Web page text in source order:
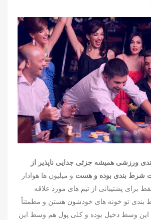
ورزشی همیشه جزئی جدایی ناپذیر از
شرط بندی بوده و هست و میلیون ها هوادار
پشتیبانی از تیم های مورد علاقه
بندی تو خونه های خودشون هستن و مطمئناً
وسط دخیل بوده و کلی پول هم وسط این